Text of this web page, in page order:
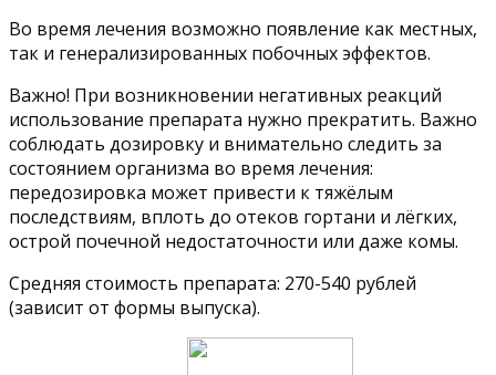
Во время лечения возможно появление как местных,
так и генерализированных побочных эффектов.
Важно! При возникновении негативных реакций
использование препарата нужно прекратить. Важно
соблюдать дозировку и внимательно следить за
состоянием организма во время лечения:
передозировка может привести к тяжёлым
последствиям, вплоть до отеков гортани и лёгких,
острой почечной недостаточности или даже комы.
Средняя стоимость препарата: 270-540 рублей
(зависит от формы выпуска).